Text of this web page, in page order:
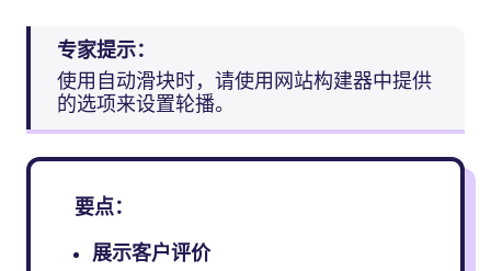
专家提示：
使用自动滑块时，请使用网站构建器中提供
的选项来设置轮播。
要点：
展示客户评价